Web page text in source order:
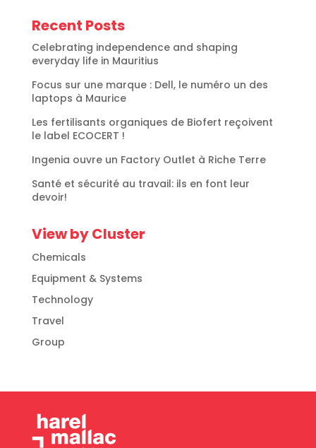
Recent Posts
Celebrating independence and shaping
everyday life in Mauritius
Focus sur une marque : Dell, le numéro un des
laptops à Maurice
Les fertilisants organiques de Biofert reçoivent
le label ECOCERT !
Ingenia ouvre un Factory Outlet à Riche Terre
Santé et sécurité au travail: ils en font leur
devoir!
View by Cluster
Chemicals
Equipment & Systems
Technology
Travel
Group